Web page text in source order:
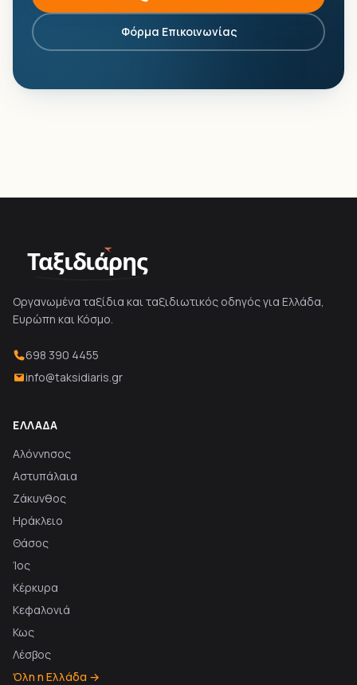
Φόρμα Επικοινωνίας
Ταξιδιάρης
Οργανωμένα ταξίδια και ταξιδιωτικός οδηγός για Ελλάδα,
Ευρώπη και Κόσμο.
698 390 4455
info@taksidiaris.gr
ΕΛΛΆΔΑ
Αλόννησος
Αστυπάλαια
Ζάκυνθος
Ηράκλειο
Θάσος
Ίος
Κέρκυρα
Κεφαλονιά
Κως
Λέσβος
Όλη η Ελλάδα →